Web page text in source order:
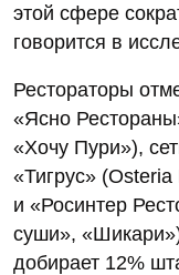
этой сфере
говорится в
Рестораторы
«Ясно
«Хочу Пури»),
«Тигрус»
и «Росинтер
суши»,
добирает 12%